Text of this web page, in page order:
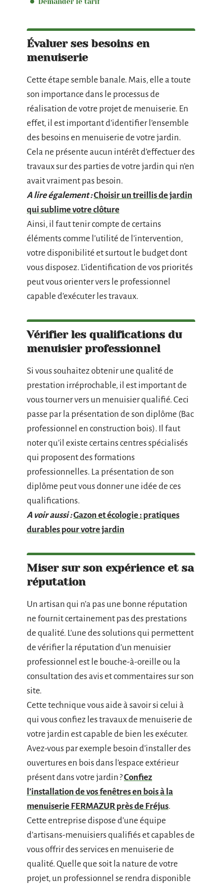
Évaluer ses besoins en
menuiserie
Cette étape semble banale. Mais, elle a toute
son importance dans le processus de
réalisation de votre projet de menuiserie. En
effet, il est important d’identifier l’ensemble
des besoins en menuiserie de votre jardin.
Cela ne présente aucun intérêt d’effectuer des
travaux sur des parties de votre jardin qui n’en
avait vraiment pas besoin.
A lire également :Choisir un treillis de jardin
qui sublime votre clôture
Ainsi, il faut tenir compte de certains
éléments comme l’utilité de l’intervention,
votre disponibilité et surtout le budget dont
vous disposez. L’identification de vos priorités
peut vous orienter vers le professionnel
capable d’exécuter les travaux.
Vérifier les qualifications du
menuisier professionnel
Si vous souhaitez obtenir une qualité de
prestation irréprochable, il est important de
vous tourner vers un menuisier qualifié. Ceci
passe par la présentation de son diplôme (Bac
professionnel en construction bois). Il faut
noter qu’il existe certains centres spécialisés
qui proposent des formations
professionnelles. La présentation de son
diplôme peut vous donner une idée de ces
qualifications.
A voir aussi :Gazon et écologie : pratiques
durables pour votre jardin
Miser sur son expérience et sa
réputation
Un artisan qui n’a pas une bonne réputation
ne fournit certainement pas des prestations
de qualité. L’une des solutions qui permettent
de vérifier la réputation d’un menuisier
professionnel est le bouche-à-oreille ou la
consultation des avis et commentaires sur son
site.
Cette technique vous aide à savoir si celui à
qui vous confiez les travaux de menuiserie de
votre jardin est capable de bien les exécuter.
Avez-vous par exemple besoin d’installer des
ouvertures en bois dans l’espace extérieur
présent dans votre jardin ?Confiez
l’installation de vos fenêtres en bois à la
menuiserie FERMAZUR près de Fréjus.
Cette entreprise dispose d’une équipe
d’artisans-menuisiers qualifiés et capables de
vous offrir des services en menuiserie de
qualité. Quelle que soit la nature de votre
projet, un professionnel se rendra disponible